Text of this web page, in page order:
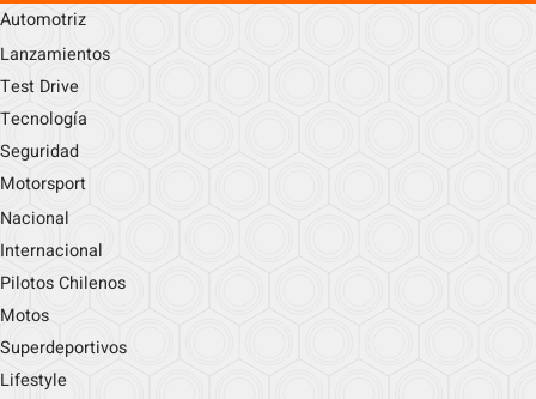
Automotriz
Lanzamientos
Test Drive
Tecnología
Seguridad
Motorsport
Nacional
Internacional
Pilotos Chilenos
Motos
Superdeportivos
Lifestyle